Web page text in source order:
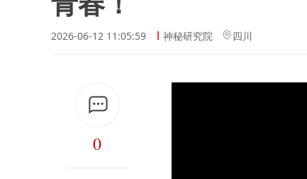
2026-06-12 11:05:59 神秘研究院 四川
0